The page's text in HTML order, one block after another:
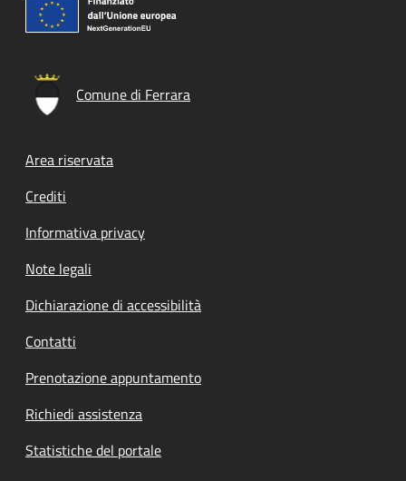
Comune di Ferrara
Footer menu
Area riservata
Crediti
Informativa privacy
Note legali
Dichiarazione di accessibilità
Contatti
Prenotazione appuntamento
Richiedi assistenza
Statistiche del portale